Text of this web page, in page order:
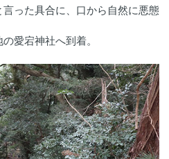
言った具合に、口から自然に悪態
愛宕神社へ到着。